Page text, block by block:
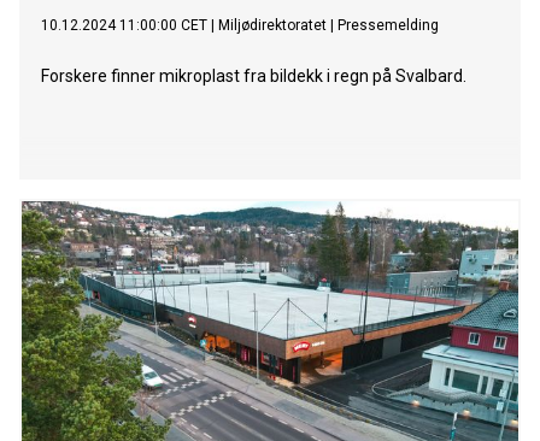
10.12.2024 11:00:00 CET Miljødirektoratet Pressemelding
Forskere finner mikroplast fra bildekk i regn på Svalbard.